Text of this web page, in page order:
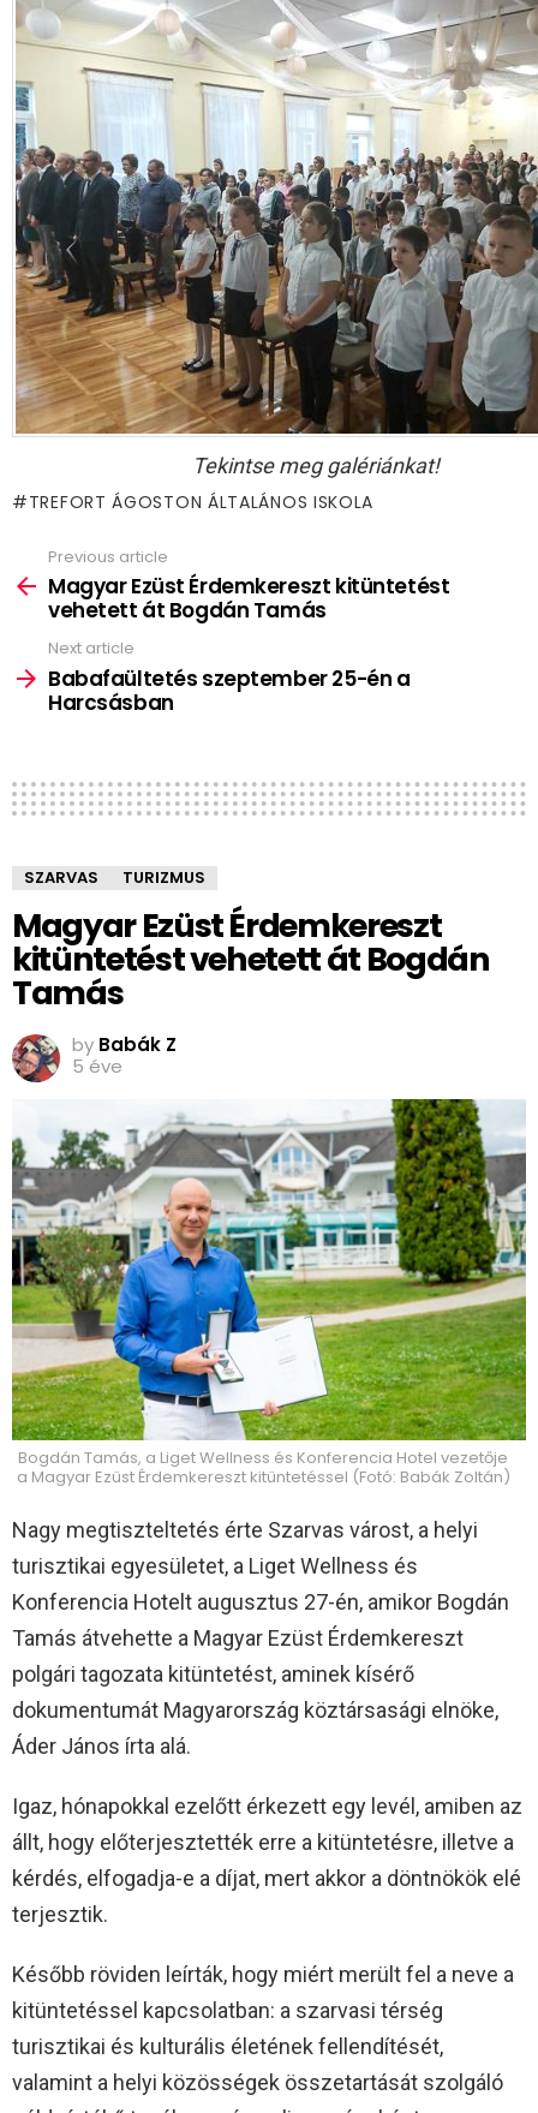
Tekintse meg galériánkat!
TREFORT ÁGOSTON ÁLTALÁNOS ISKOLA
more
Previous article
Magyar Ezüst Érdemkereszt kitüntetést
vehetett át Bogdán Tamás
Next article
Babafaültetés szeptember 25-én a
Harcsásban
SZARVAS TURIZMUS
Magyar Ezüst Érdemkereszt
kitüntetést vehetett át Bogdán
Tamás
by Babák Z
5 éve
Bogdán Tamás, a Liget Wellness és Konferencia Hotel vezetője
a Magyar Ezüst Érdemkereszt kitüntetéssel (Fotó: Babák Zoltán)
Nagy megtiszteltetés érte Szarvas várost, a helyi
turisztikai egyesületet, a Liget Wellness és
Konferencia Hotelt augusztus 27-én, amikor Bogdán
Tamás átvehette a Magyar Ezüst Érdemkereszt
polgári tagozata kitüntetést, aminek kísérő
dokumentumát Magyarország köztársasági elnöke,
Áder János írta alá.
Igaz, hónapokkal ezelőtt érkezett egy levél, amiben az
állt, hogy előterjesztették erre a kitüntetésre, illetve a
kérdés, elfogadja-e a díjat, mert akkor a döntnökök elé
terjesztik.
Később röviden leírták, hogy miért merült fel a neve a
kitüntetéssel kapcsolatban: a szarvasi térség
turisztikai és kulturális életének fellendítését,
valamint a helyi közösségek összetartását szolgáló